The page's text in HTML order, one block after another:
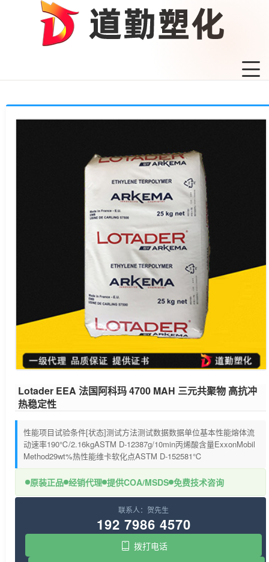
Lotader EEA 法国阿科玛 4700 MAH 三元共聚物 高抗冲
热稳定性
性能项目试验条件[状态]测试方法测试数据数据单位基本性能熔体流
动速率190℃/2.16kgASTM D-12387g/10min丙烯酸含量ExxonMobil
Method29wt%热性能维卡软化点ASTM D-152581℃
原装正品 经销代理 提供COA/MSDS 免费技术咨询
联系人：贺先生
192 7986 4570
拨打电话